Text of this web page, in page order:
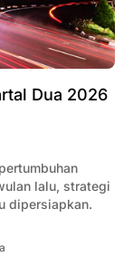
Dua 2026
lalu, strategi
dipersiapkan.